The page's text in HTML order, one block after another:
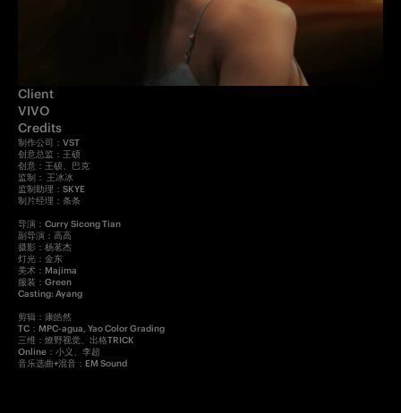
Client
VIVO
Credits
制作公司：VST
创意总监：王硕
创意：王硕、巴克
监制： 王冰冰
监制助理：SKYE
制片经理：条条
导演：Curry Sicong Tian
副导演：高高
摄影：杨茗杰
灯光：金东
美术：Majima
服装：Green
Casting: Ayang
剪辑：康皓然
TC：MPC-agua, Yao Color Grading
三维：燎野视觉、出格TRICK
Online：小义、李超
音乐选曲+混音：EM Sound